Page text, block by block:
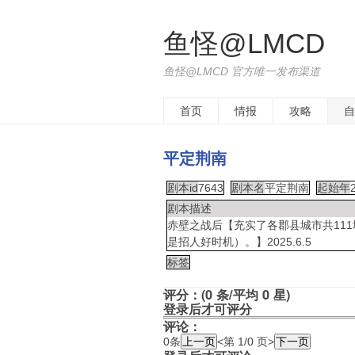
鱼怪@LMCD
鱼怪@LMCD 官方唯一发布渠道
首页 情报 攻略
平定荆南
剧本id7643 剧本名平定荆南 起始年
剧本描述
赤壁之战后【充实了各郡县城市共
是招人好时机）。】2025.6.5
标签
评分：(0 条/平均 0 星)
登录后才可评分
评论：
0条 <第 1/0 页>